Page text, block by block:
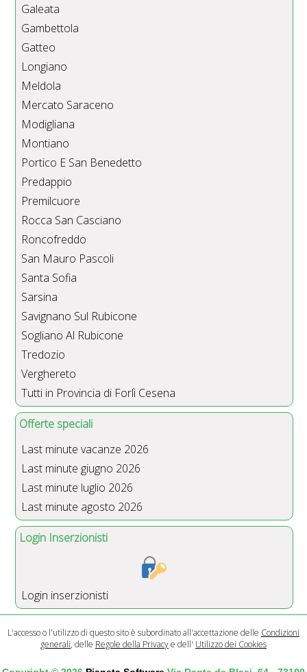
Galeata
Gambettola
Gatteo
Longiano
Meldola
Mercato Saraceno
Modigliana
Montiano
Portico E San Benedetto
Predappio
Premilcuore
Rocca San Casciano
Roncofreddo
San Mauro Pascoli
Santa Sofia
Sarsina
Savignano Sul Rubicone
Sogliano Al Rubicone
Tredozio
Verghereto
Tutti in Provincia di Forlì Cesena
Offerte speciali
Last minute vacanze 2026
Last minute giugno 2026
Last minute luglio 2026
Last minute agosto 2026
Login Inserzionisti
Login inserzionisti
L'accesso o l'utilizzo di questo sito è subordinato all'accettazione delle Condizioni
generali, delle Regole della Privacye dell' Utilizzo dei Cookies